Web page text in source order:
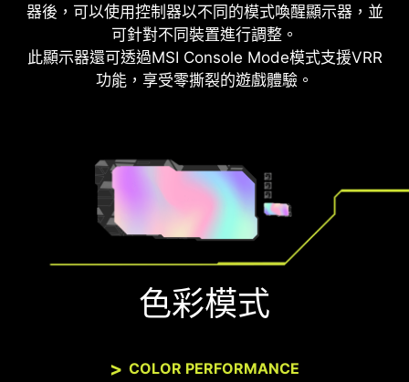
器後，可以使用控制器以不同的模式喚醒顯示器，並
可針對不同裝置進行調整。
此顯示器還可透過MSI Console Mode模式支援VRR
功能，享受零撕裂的遊戲體驗。
色彩模式
COLOR PERFORMANCE